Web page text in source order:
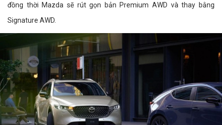
đồng thời Mazda sẽ rút gọn bản Premium AWD và thay bằng
Signature AWD.